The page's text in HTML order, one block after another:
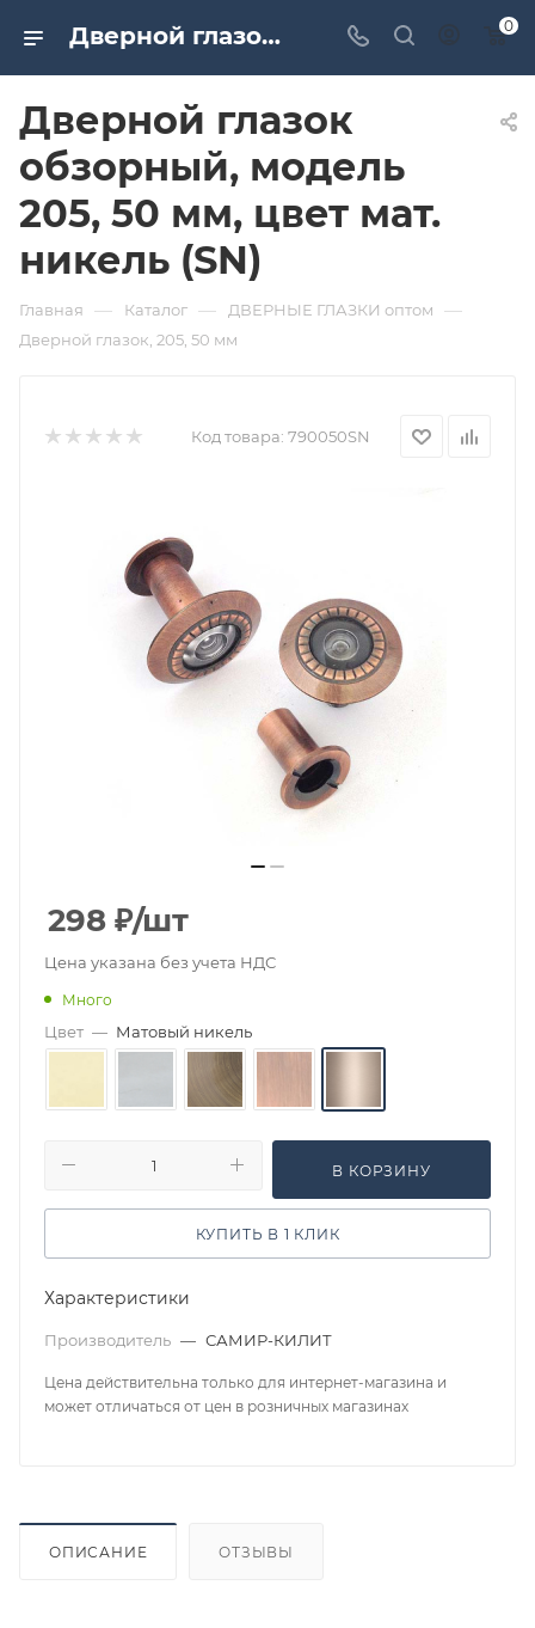
Дверной глазок обзорный, модель 205, 50 мм, цвет мат. никель (SN). Дверная и мебельная фурнитура САМИР-КИЛИТ | Оптовые поставки 0
Дверной глазок
обзорный, модель
205, 50 мм, цвет мат.
никель (SN)
Главная — Каталог — ДВЕРНЫЕ ГЛАЗКИ оптом —
Дверной глазок, 205, 50 мм
Код товара: 790050SN
298 ₽/шт
Цена указана без учета НДС
Много
Цвет — Матовый никель
В КОРЗИНУ
КУПИТЬ В 1 КЛИК
Характеристики
Производитель — САМИР-КИЛИТ
Цена действительна только для интернет-магазина и
может отличаться от цен в розничных магазинах
ОПИСАНИЕ ОТЗЫВЫ